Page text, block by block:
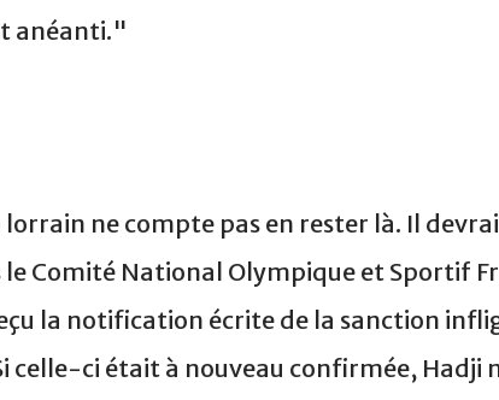
anéanti."
lorrain ne compte pas en rester là. Il
Comité National Olympique et Sportif
la notification écrite de la sanction
celle-ci était à nouveau confirmée, Hadji